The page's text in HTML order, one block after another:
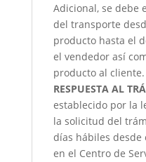
Adicional, se debe
del transporte
producto hasta el
el vendedor así
producto al cliente.
RESPUESTA AL
establecido por la
la solicitud del
días hábiles
en el Centro de